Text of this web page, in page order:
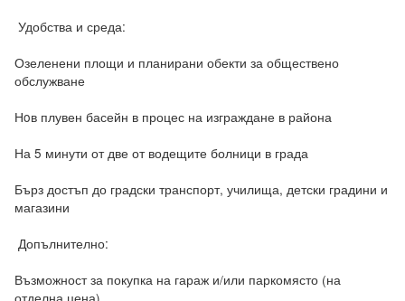
Удобства и среда:
Озеленени площи и планирани обекти за обществено
обслужване
Нoв плувен басейн в процес на изграждане в района
На 5 минути от две от водещите болници в града
Бърз достъп до градски транспорт, училища, детски градини и
магазини
Допълнително:
Възможност за покупка на гараж и/или паркомясто (на
отделна цена)